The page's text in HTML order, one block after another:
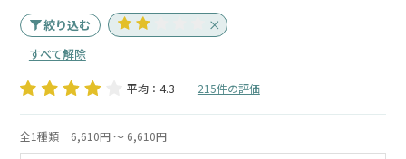
絞り込む
すべて解除
平均：4.3 215件の評価
全1種類 6,610円 ～ 6,610円